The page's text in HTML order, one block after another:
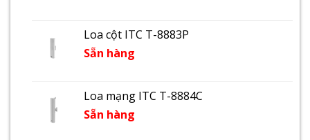
Loa cột ITC T-8883P
Sẵn hàng
Loa mạng ITC T-8884C
Sẵn hàng